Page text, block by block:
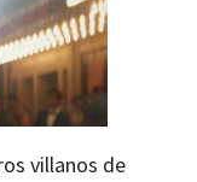
villanos de